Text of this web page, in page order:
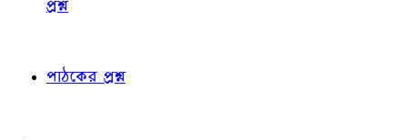
পাঠকের প্রশ্ন